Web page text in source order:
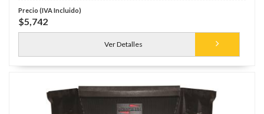
$5,742
Ver Detalles